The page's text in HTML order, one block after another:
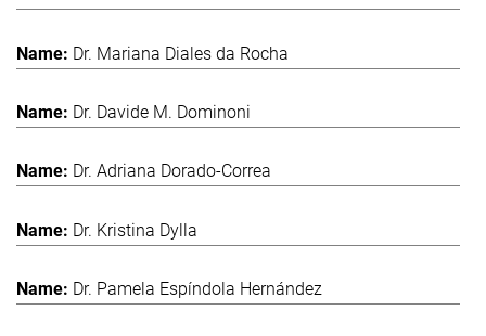
Dr. Mariana Diales da Rocha
Dr. Davide M. Dominoni
Dr. Adriana Dorado-Correa
Dr. Kristina Dylla
Dr. Pamela Espíndola Hernández